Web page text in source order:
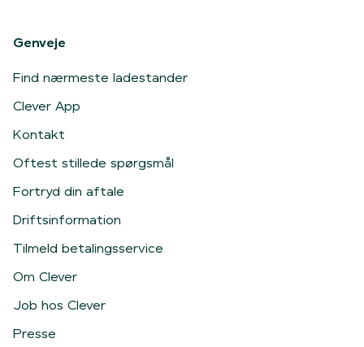
Genveje
Find nærmeste ladestander
Clever App
Kontakt
Oftest stillede spørgsmål
Fortryd din aftale
Driftsinformation
Tilmeld betalingsservice
Om Clever
Job hos Clever
Presse